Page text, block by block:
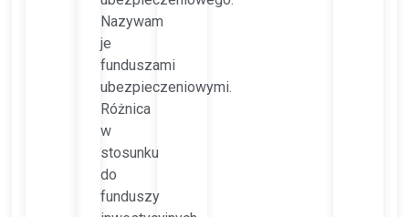
Nazywam
je
funduszami
ubezpieczeniowymi.
Różnica
w
stosunku
do
funduszy